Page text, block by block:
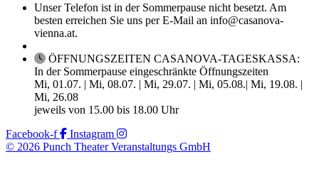
Unser Telefon ist in der Sommerpause nicht besetzt. Am
besten erreichen Sie uns per E-Mail an info@casanova-
vienna.at.
ÖFFNUNGSZEITEN CASANOVA-TAGESKASSA:
In der Sommerpause eingeschränkte Öffnungszeiten
Mi, 01.07. | Mi, 08.07. | Mi, 29.07. | Mi, 05.08.| Mi, 19.08. |
Mi, 26.08
jeweils von 15.00 bis 18.00 Uhr
Facebook-f
Instagram
© 2026 Punch Theater Veranstaltungs GmbH